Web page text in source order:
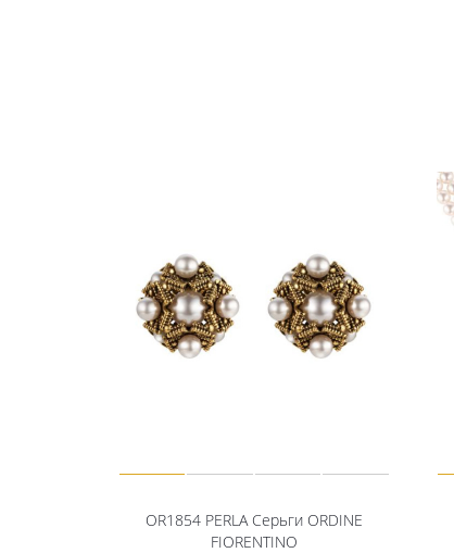
OR1854 PERLA Серьги ORDINE
FIORENTINO